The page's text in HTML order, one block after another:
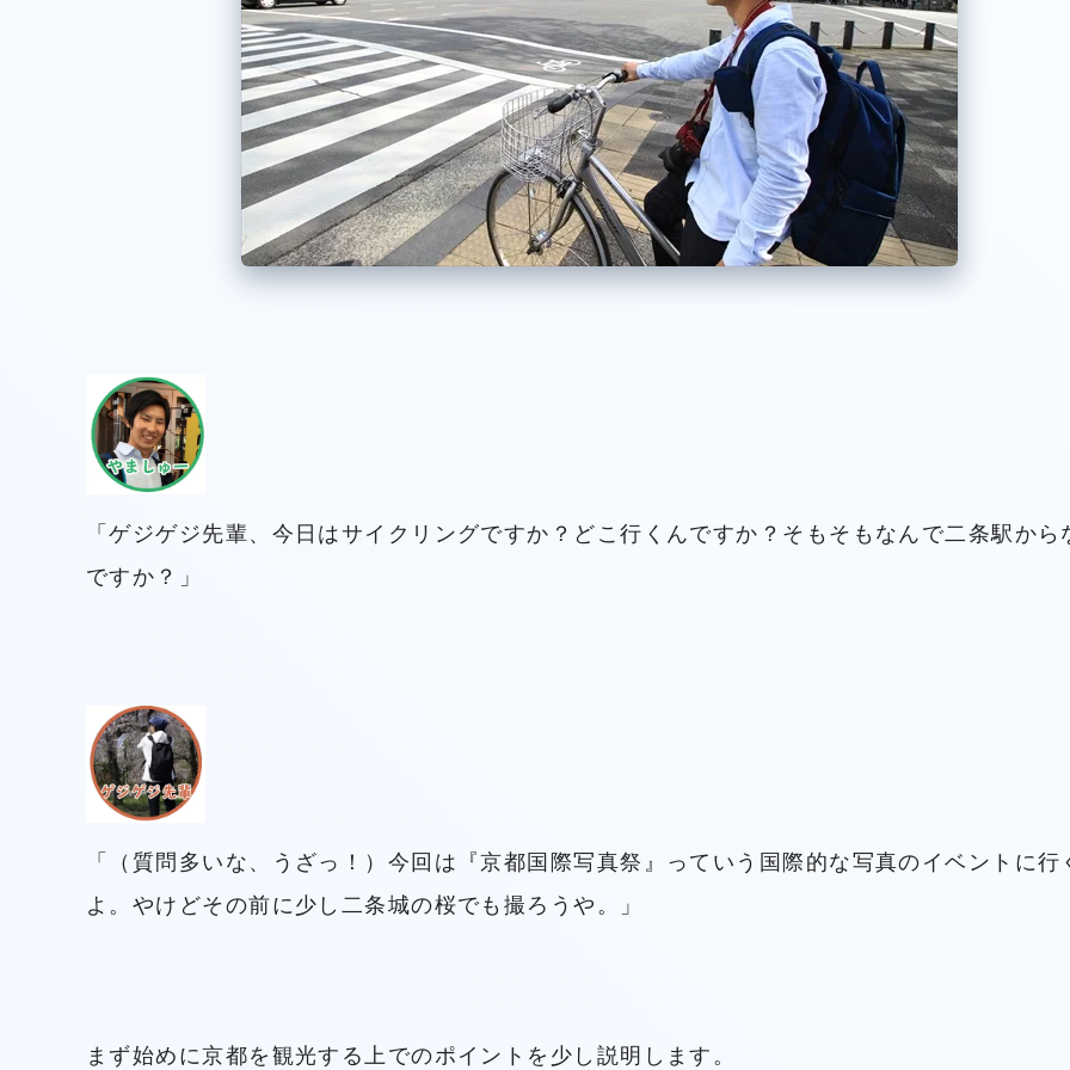
「ゲジゲジ先輩、今日はサイクリングですか？どこ行くんですか？そもそもなんで二条駅から
ですか？」
「（質問多いな、うざっ！）今回は『京都国際写真祭』っていう国際的な写真のイベントに行
よ。やけどその前に少し二条城の桜でも撮ろうや。」
まず始めに京都を観光する上でのポイントを少し説明します。